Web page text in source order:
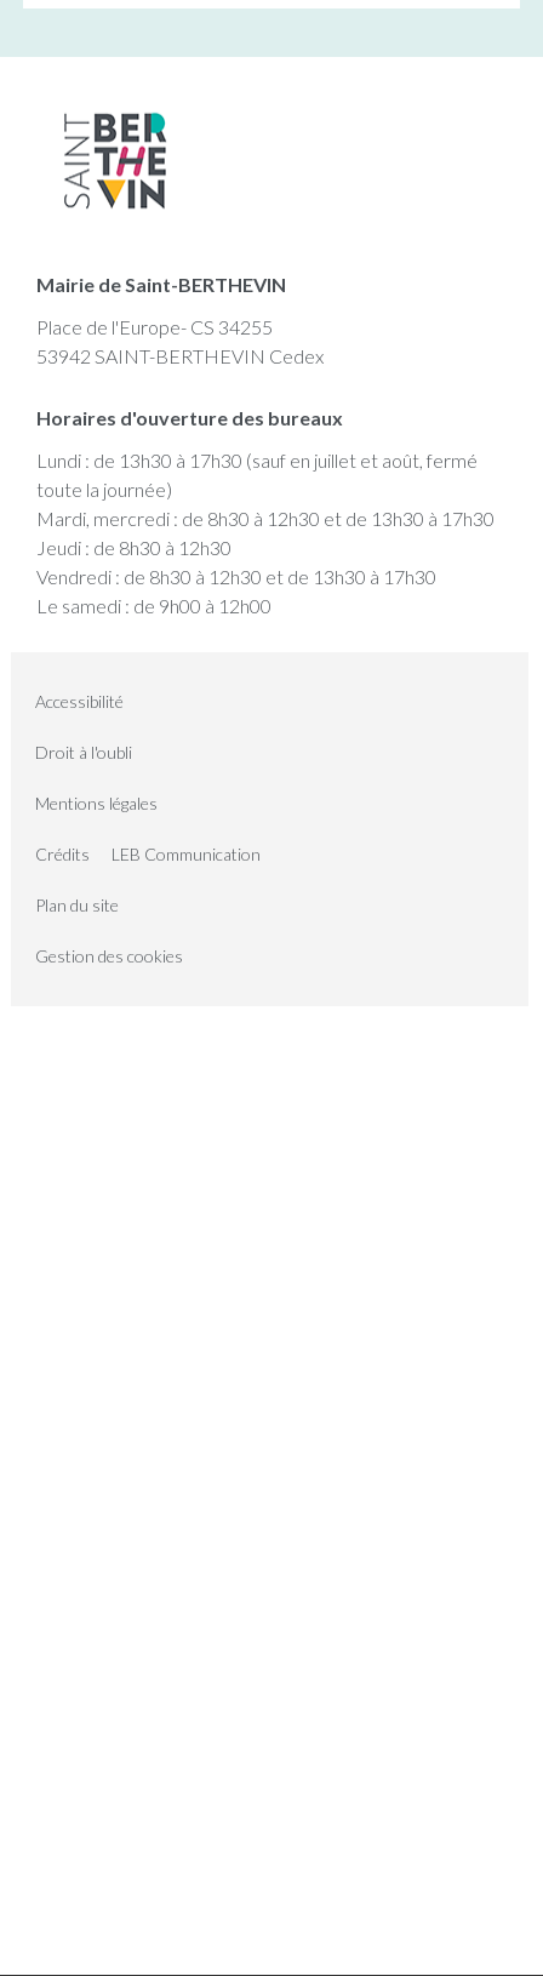
Mairie de Saint-BERTHEVIN
Place de l'Europe- CS 34255
53942 SAINT-BERTHEVIN Cedex
Horaires d'ouverture des bureaux
Lundi : de 13h30 à 17h30 (sauf en juillet et août, fermé
toute la journée)
Mardi, mercredi : de 8h30 à 12h30 et de 13h30 à 17h30
Jeudi : de 8h30 à 12h30
Vendredi : de 8h30 à 12h30 et de 13h30 à 17h30
Le samedi : de 9h00 à 12h00
Accessibilité
Droit à l'oubli
Mentions légales
Crédits LEB Communication
Plan du site
Gestion des cookies